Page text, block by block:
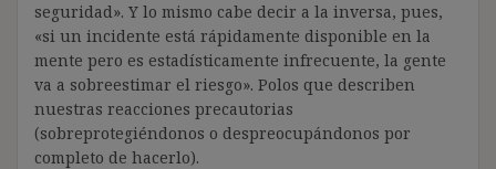
seguridad». Y lo mismo cabe decir a la inversa, pues,
«si un incidente está rápidamente disponible en la
mente pero es estadísticamente infrecuente, la gente
va a sobreestimar el riesgo». Polos que describen
nuestras reacciones precautorias
(sobreprotegiéndonos o despreocupándonos por
completo de hacerlo).